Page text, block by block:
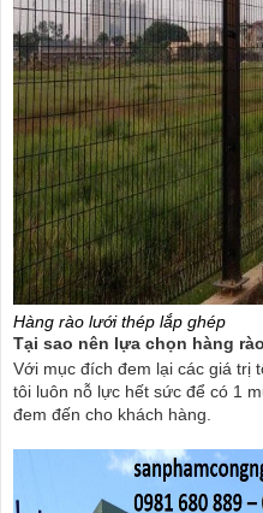
Hàng rào lưới thép lắp ghép
Tại sao nên lựa chọn hàng
Với mục đích đem lại các giá trị
tôi luôn nỗ lực hết sức để có 1
đem đến cho khách hàng.